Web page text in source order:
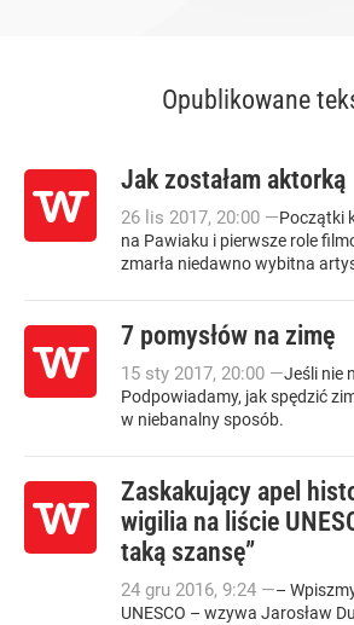
Opublikowane
Jak zostałam aktorką
26 lis 2017, 20:00 —Początki
na Pawiaku i pierwsze role
zmarła niedawno wybitna
7 pomysłów na zimę
15 sty 2017, 20:00 —Jeśli nie
Podpowiadamy, jak spędzić
w niebanalny sposób.
Zaskakujący apel
wigilia na liście
taką szansę”
24 gru 2016, 9:24 —–
UNESCO – wzywa Jarosław